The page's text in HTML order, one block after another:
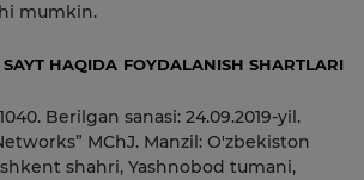
mumkin.
SAYT HAQIDA FOYDALANISH SHARTLARI
Berilgan sanasi: 24.09.2019-yil.
MChJ. Manzil: O'zbekiston
shahri, Yashnobod tumani,